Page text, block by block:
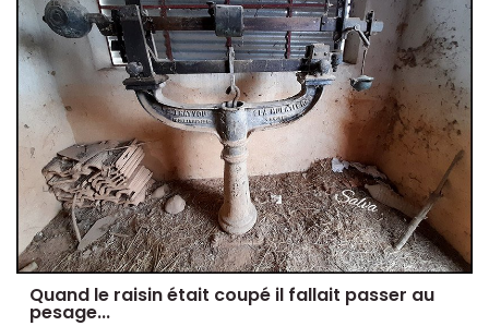
Quand le raisin était coupé il fallait passer au
pesage...